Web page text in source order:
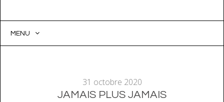
MENU
31 octobre 2020
JAMAIS PLUS JAMAIS